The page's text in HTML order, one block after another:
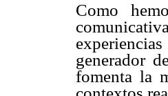
Como
generador
fomenta la